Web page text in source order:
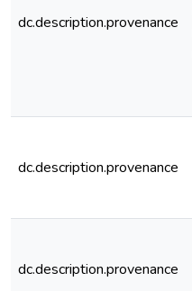
dc.description.provenance
dc.description.provenance
dc.description.provenance